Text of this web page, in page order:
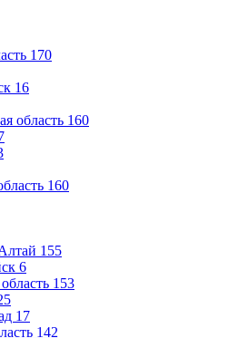
170
16
область 160
160
155
6
153
17
142